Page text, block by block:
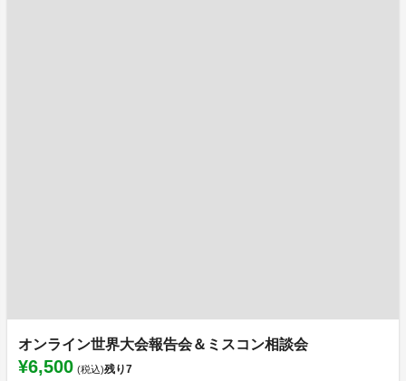
オンライン世界大会報告会＆ミスコン相談会
¥6,500 (税込)残り7